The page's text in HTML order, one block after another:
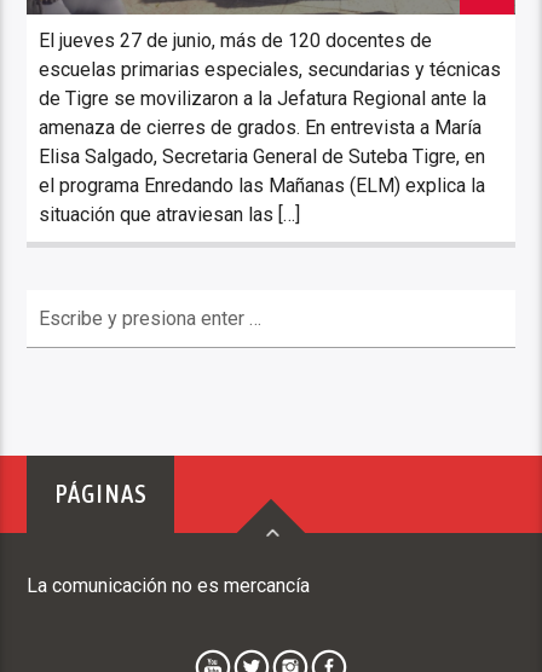
El jueves 27 de junio, más de 120 docentes de
escuelas primarias especiales, secundarias y técnicas
de Tigre se movilizaron a la Jefatura Regional ante la
amenaza de cierres de grados. En entrevista a María
Elisa Salgado, Secretaria General de Suteba Tigre, en
el programa Enredando las Mañanas (ELM) explica la
situación que atraviesan las […]
PÁGINAS
La comunicación no es mercancía